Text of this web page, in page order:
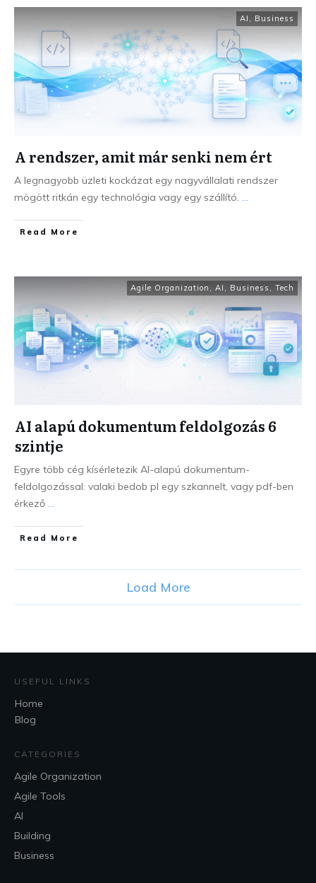
AI Business
A rendszer, amit már senki nem ért
A legnagyobb üzleti kockázat egy nagyvállalati rendszer
mögött ritkán egy technológia vagy egy szállító. ...
Read More
Agile Organization AI Business Tech
AI alapú dokumentum feldolgozás 6
szintje
Egyre több cég kísérletezik AI-alapú dokumentum-
feldolgozással: valaki bedob pl egy szkannelt, vagy pdf-ben
érkező ...
Read More
Load More
USEFUL LINKS
Home
Blog
CATEGORIES
Agile Organization
Agile Tools
AI
Building
Business